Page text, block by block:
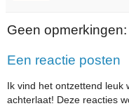
Geen opmerkingen:
Een reactie posten
Ik vind het ontzettend leuk
achterlaat! Deze reacties